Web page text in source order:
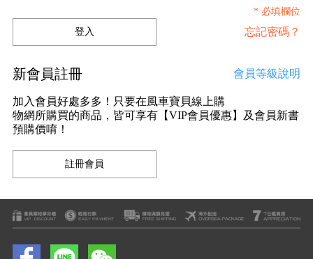
* 必填欄位
忘記密碼？
新會員註冊 會員等級說明
加入會員好處多多！只要在風車寶貝線上購
物網所購買的商品，皆可享有【VIP會員優惠】及會員新書
預購價唷！